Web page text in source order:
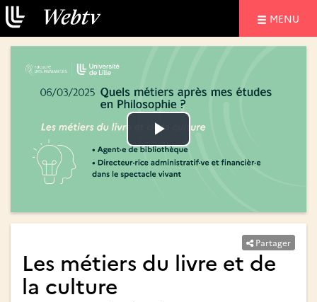
MENU
Lire
la
vidéo
Lire
la
vidéo
Partager
Les métiers du livre et de
la culture